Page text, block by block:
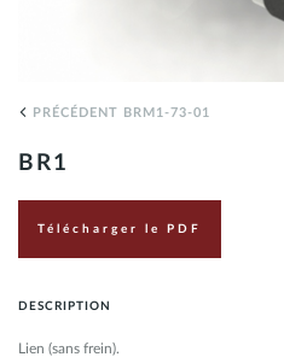
PRÉCÉDENT BRM1-73-01
BR1
Télécharger le PDF
DESCRIPTION
Lien (sans frein).